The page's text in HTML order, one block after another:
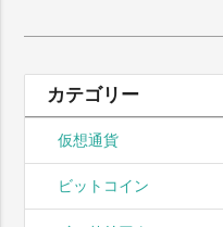
索:
カテゴリー
仮想通貨
ビットコイン